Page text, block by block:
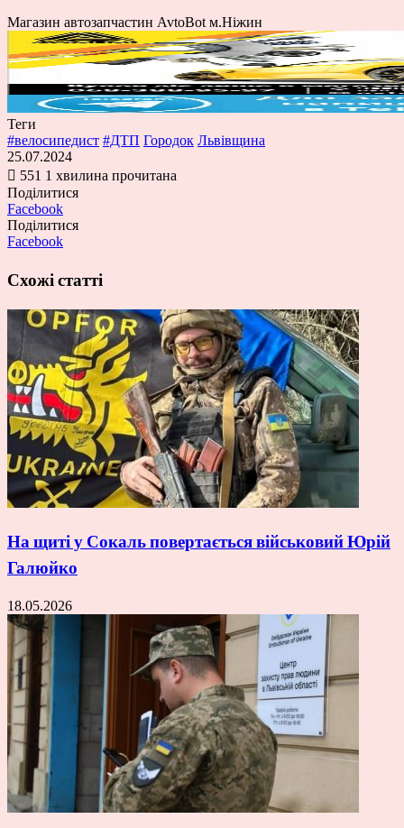
Магазин автозапчастин AvtoBot м.Ніжин
Теги
#велосипедист #ДТП Городок Львівщина
25.07.2024
551 1 хвилина прочитана
Поділитися
Facebook
Поділитися
Facebook
Схожі статті
На щиті у Сокаль повертається військовий Юрій
Галюйко
18.05.2026